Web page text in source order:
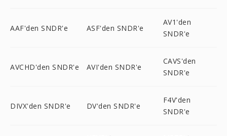
AAF'den SNDR'e ASF'den SNDR'e
AV1'den
SNDR'e
AVCHD'den SNDR'e AVI'den SNDR'e
CAVS'den
SNDR'e
DIVX'den SNDR'e DV'den SNDR'e
F4V'den
SNDR'e